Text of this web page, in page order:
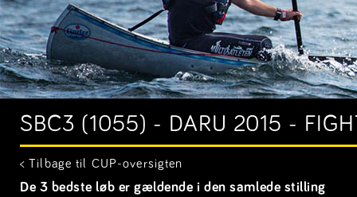
SBC3 (1055) - DARU 2015 -
< Tilbage til CUP-oversigten
De 3 bedste løb er gældende i den samlede stilling